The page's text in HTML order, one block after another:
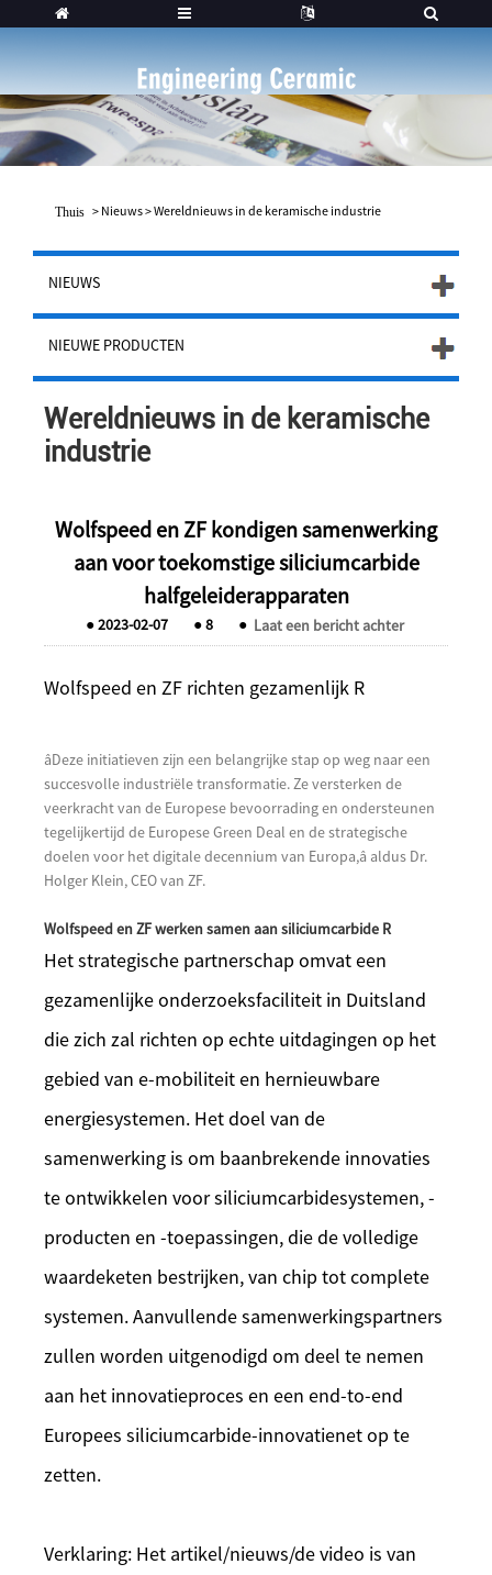
Thuis > Nieuws>Wereldnieuws in de keramische industrie
NIEUWS
NIEUWE PRODUCTEN
Wereldnieuws in de keramische
industrie
Wolfspeed en ZF kondigen samenwerking
aan voor toekomstige siliciumcarbide
halfgeleiderapparaten
●2023-02-07 ●8 ● Laat een bericht achter
Wolfspeed en ZF richten gezamenlijk R
âDeze initiatieven zijn een belangrijke stap op weg naar een
succesvolle industriële transformatie. Ze versterken de
veerkracht van de Europese bevoorrading en ondersteunen
tegelijkertijd de Europese Green Deal en de strategische
doelen voor het digitale decennium van Europa,â aldus Dr.
Holger Klein, CEO van ZF.
Wolfspeed en ZF werken samen aan siliciumcarbide R
Het strategische partnerschap omvat een
gezamenlijke onderzoeksfaciliteit in Duitsland
die zich zal richten op echte uitdagingen op het
gebied van e-mobiliteit en hernieuwbare
energiesystemen. Het doel van de
samenwerking is om baanbrekende innovaties
te ontwikkelen voor siliciumcarbidesystemen, -
producten en -toepassingen, die de volledige
waardeketen bestrijken, van chip tot complete
systemen. Aanvullende samenwerkingspartners
zullen worden uitgenodigd om deel te nemen
aan het innovatieproces en een end-to-end
Europees siliciumcarbide-innovatienet op te
zetten.
Verklaring: Het artikel/nieuws/de video is van